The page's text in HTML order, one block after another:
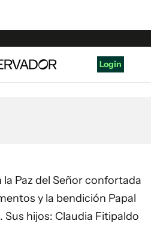
Login
la Paz del Señor confortada
y la bendición Papal
Sus hijos: Claudia Fitipaldo